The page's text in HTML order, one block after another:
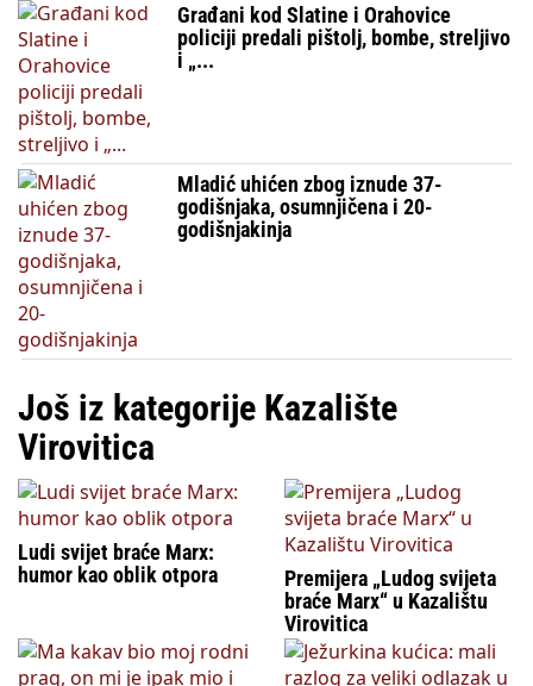
Građani kod Slatine i Orahovice
policiji predali pištolj, bombe, streljivo
i „...
Mladić uhićen zbog iznude 37-
godišnjaka, osumnjičena i 20-
godišnjakinja
Još iz kategorije Kazalište
Virovitica
Ludi svijet braće Marx:
humor kao oblik otpora
Premijera „Ludog svijeta
braće Marx“ u Kazalištu
Virovitica